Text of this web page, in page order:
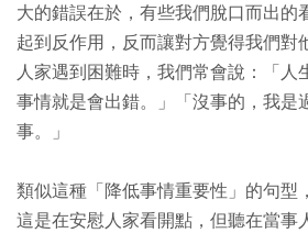
大的錯誤在於，有些我們脫口而出的
起到反作用，反而讓對方覺得我們對
人家遇到困難時，我們常會說：「人
事情就是會出錯。」「沒事的，我是
事。」
類似這種「降低事情重要性」的句型
這是在安慰人家看開點，但聽在當事